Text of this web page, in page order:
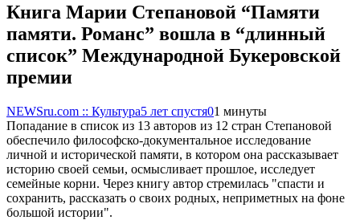
Книга Марии Степановой “Памяти
памяти. Романс” вошла в “длинный
список” Международной Букеровской
премии
NEWSru.com :: Культура5 лет спустя01 минуты
Попадание в список из 13 авторов из 12 стран Степановой
обеспечило философско-документальное исследование
личной и исторической памяти, в котором она рассказывает
историю своей семьи, осмысливает прошлое, исследует
семейные корни. Через книгу автор стремилась "спасти и
сохранить, рассказать о своих родных, неприметных на фоне
большой истории".